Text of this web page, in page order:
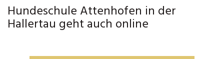
Hundeschule Attenhofen in der
Hallertau geht auch online